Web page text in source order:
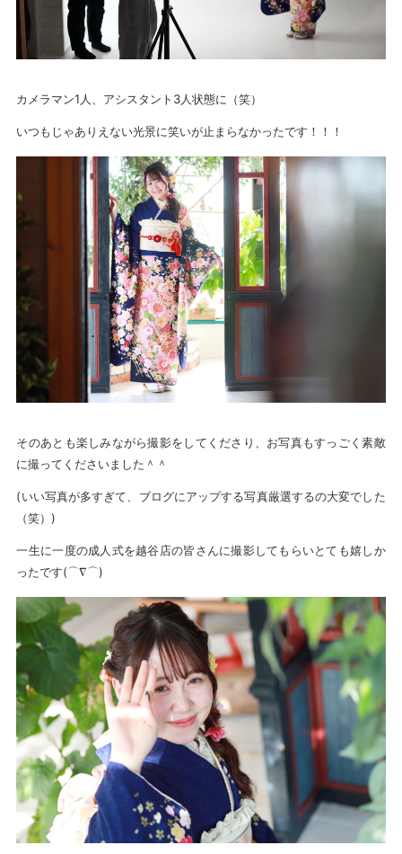
カメラマン1人、アシスタント3人状態に（笑）
いつもじゃありえない光景に笑いが止まらなかったです！！！
そのあとも楽しみながら撮影をしてくださり、お写真もすっごく素敵
に撮ってくださいました＾＾
(いい写真が多すぎて、ブログにアップする写真厳選するの大変でした
（笑）)
一生に一度の成人式を越谷店の皆さんに撮影してもらいとても嬉しか
ったです(⌒∇⌒)